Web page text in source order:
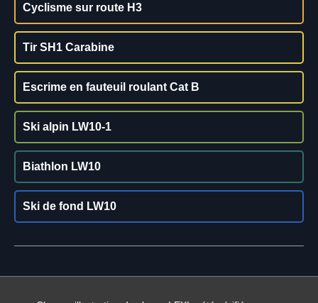
Cyclisme sur route H3
Tir SH1 Carabine
Escrime en fauteuil roulant Cat B
Ski alpin LW10-1
Biathlon LW10
Ski de fond LW10